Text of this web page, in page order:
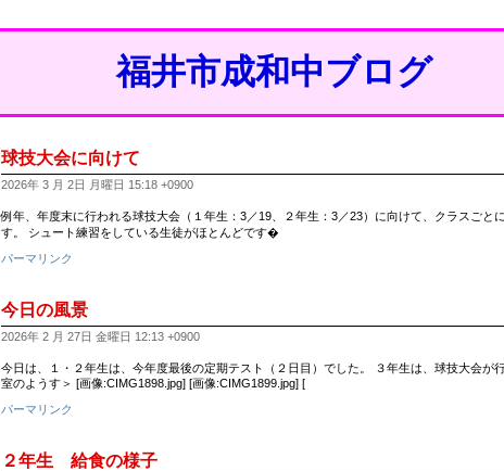
福井市成和中ブログ
球技大会に向けて
2026年 3 月 2日 月曜日 15:18 +0900
例年、年度末に行われる球技大会（１年生：3／19、２年生：3／23）に向けて、クラスごと
す。 シュート練習をしている生徒がほとんどです�
パーマリンク
今日の風景
2026年 2 月 27日 金曜日 12:13 +0900
今日は、１・２年生は、今年度最後の定期テスト（２日目）でした。 ３年生は、球技大会が
室のようす＞ [画像:CIMG1898.jpg] [画像:CIMG1899.jpg] [
パーマリンク
２年生 給食の様子